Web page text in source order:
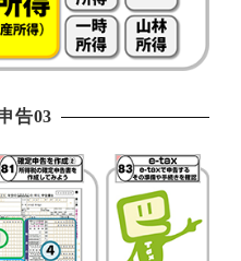
告03